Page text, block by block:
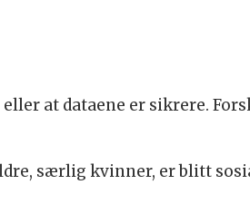
at dataene er sikrere.
særlig kvinner, er blitt